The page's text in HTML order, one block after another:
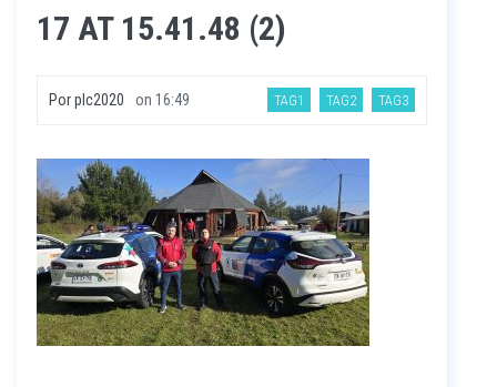
17 AT 15.41.48 (2)
Porplc2020 on 16:49 TAG1 TAG2 TAG3